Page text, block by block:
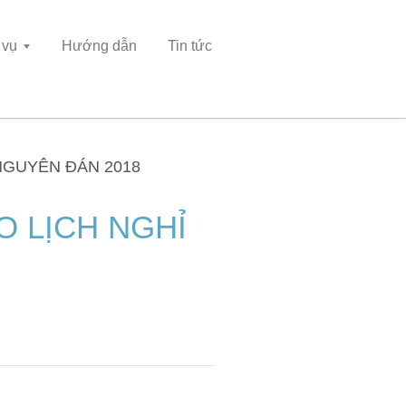
Hướng dẫn Tin tức
ĐÁN 2018
LỊCH NGHỈ